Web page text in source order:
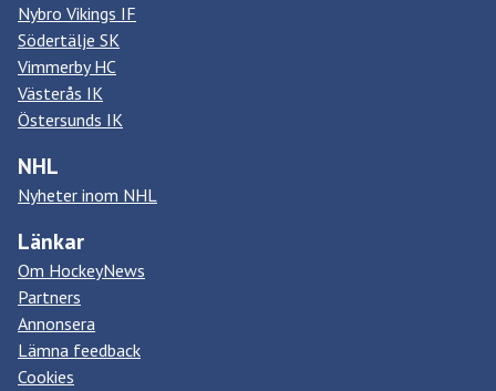
Nybro Vikings IF
Södertälje SK
Vimmerby HC
Västerås IK
Östersunds IK
NHL
Nyheter inom NHL
Länkar
Om HockeyNews
Partners
Annonsera
Lämna feedback
Cookies